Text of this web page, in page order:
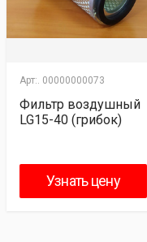
Арт:. 00000000073
Фильтр воздушный
LG15-40 (грибок)
Узнать цену